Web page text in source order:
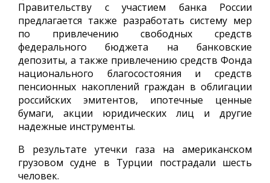
Правительству с участием банка России
предлагается также разработать систему мер
по привлечению свободных средств
федерального бюджета на банковские
депозиты, а также привлечению средств Фонда
национального благосостояния и средств
пенсионных накоплений граждан в облигации
российских эмитентов, ипотечные ценные
бумаги, акции юридических лиц и другие
надежные инструменты.
В результате утечки газа на американском
грузовом судне в Турции пострадали шесть
человек.